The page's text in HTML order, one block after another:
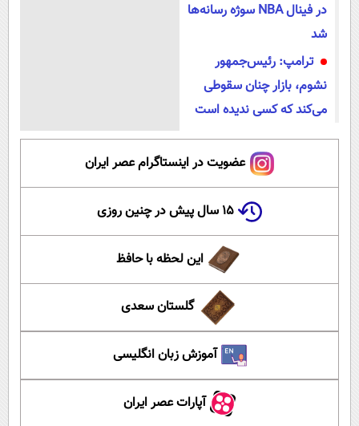
در فینال NBA سوژه رسانه‌ها
شد
ترامپ: رئیس‌جمهور
نشوم، بازار چنان سقوطی
می‌کند که کسی ندیده است
عضویت در اینستاگرام عصر ایران
۱۵ سال پیش در چنین روزی
این لحظه با حافظ
گلستان سعدی
آموزش زبان انگلیسی
آپارات عصر ایران